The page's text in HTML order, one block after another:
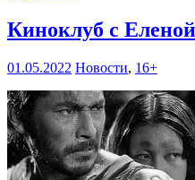
Киноклуб с
01.05.2022 Новости, 16+